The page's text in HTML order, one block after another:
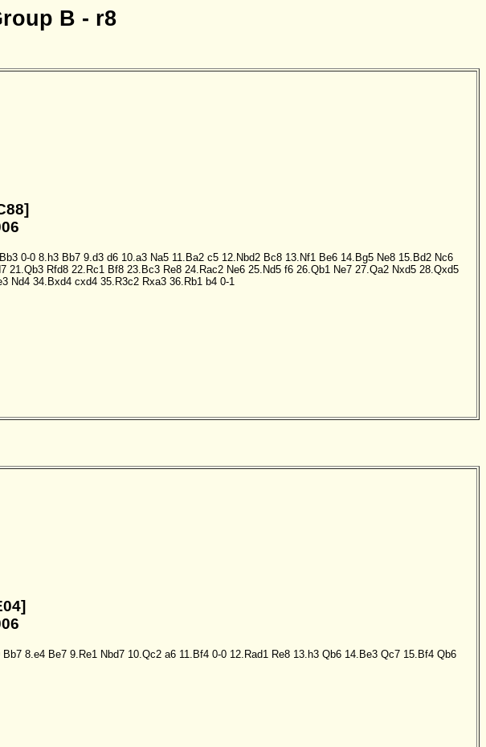
B - r8
0-0 8.h3 Bb7 9.d3 d6 10.a3 Na5 11.Ba2 c5 12.Nbd2 Bc8 13.Nf1 Be6 14.Bg5 Ne8 15.Bd2 Nc6
21.Qb3 Rfd8 22.Rc1 Bf8 23.Bc3 Re8 24.Rac2 Ne6 25.Nd5 f6 26.Qb1 Ne7 27.Qa2 Nxd5 28.Qxd5
Nd4 34.Bxd4 cxd4 35.R3c2 Rxa3 36.Rb1 b4 0-1
Bb7 8.e4 Be7 9.Re1 Nbd7 10.Qc2 a6 11.Bf4 0-0 12.Rad1 Re8 13.h3 Qb6 14.Be3 Qc7 15.Bf4 Qb6